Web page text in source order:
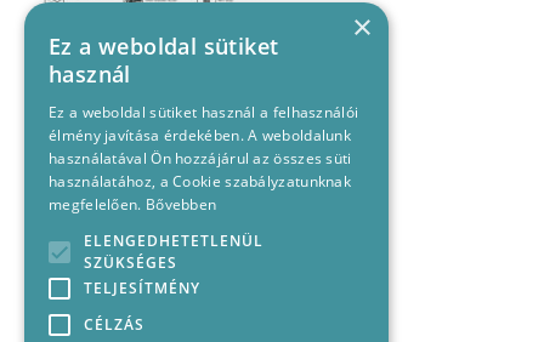
×
Ez a weboldal sütiket
használ
Ez a weboldal sütiket használ a felhasználói
élmény javítása érdekében. A weboldalunk
használatával Ön hozzájárul az összes süti
használatához, a Cookie szabályzatunknak
megfelelően. Bővebben
ELENGEDHETETLENÜL
SZÜKSÉGES
TELJESÍTMÉNY
CÉLZÁS